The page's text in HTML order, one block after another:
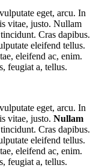
eget, arcu. In
vitae, justo. Nullam
Cras dapibus.
eleifend tellus.
eleifend ac, enim.
feugiat a, tellus.
eget, arcu. In
vitae, justo. Nullam
Cras dapibus.
eleifend tellus.
eleifend ac, enim.
feugiat a, tellus.